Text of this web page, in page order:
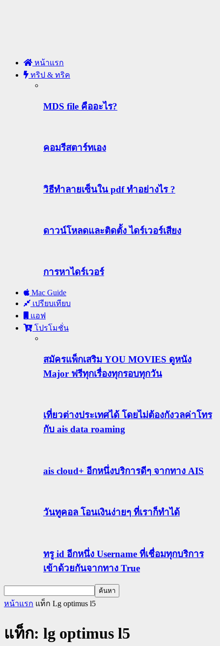
หน้าแรก
ทริป & ทริค
MDS file คืออะไร?
คอมรีสตาร์ทเอง
วิธีทําลายเซ็นใน pdf ทำอย่างไร ?
ดาวน์โหลดและติดตั้ง ไดร์เวอร์เสียง
การหาไดร์เวอร์
Mac Guide
เปรียบเทียบ
แอฟ
โปรโมชั่น
สมัครแพ็กเสริม YOU MOVIES ดูหนัง
Major ฟรีทุกเรื่องทุกรอบทุกวัน
เที่ยวต่างประเทศได้ โดยไม่ต้องกังวลค่าโทร
กับ ais data roaming
ais cloud+ อีกหนึ่งบริการดีๆ จากทาง AIS
วันทูคอล โอนเงินง่ายๆ ที่เราก็ทำได้
ทรู id อีกหนึ่ง Username ที่เชื่อมทุกบริการ
เข้าด้วยกันจากทาง True
หน้าแรก แท็ก Lg optimus l5
แท็ก: lg optimus l5